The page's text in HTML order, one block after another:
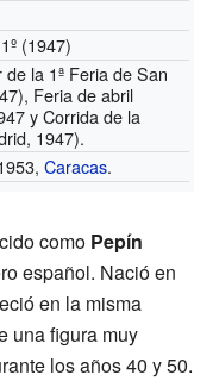
(1947)
la 1ª Feria de San
Feria de abril
y Corrida de la
1947).
Caracas.
como Pepín
español. Nació en
en la misma
una figura muy
los años 40 y 50.